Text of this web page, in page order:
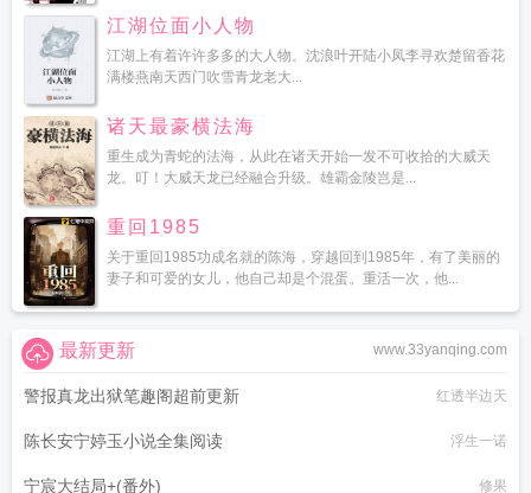
江湖位面小人物
江湖上有着许许多多的大人物。沈浪叶开陆小凤李寻欢楚留香花
满楼燕南天西门吹雪青龙老大...
诸天最豪横法海
重生成为青蛇的法海，从此在诸天开始一发不可收拾的大威天
龙。叮！大威天龙已经融合升级。雄霸金陵岂是...
重回1985
关于重回1985功成名就的陈海，穿越回到1985年，有了美丽的
妻子和可爱的女儿，他自己却是个混蛋。重活一次，他...
www.33yanqing.com
最新更新
警报真龙出狱笔趣阁超前更新 红透半边天
陈长安宁婷玉小说全集阅读 浮生一诺
宁宸大结局+(番外) 修果